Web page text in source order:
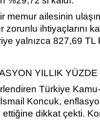
memur ailesinin
ihtiyaçlarını
yalnızca 827,69 TL
YILLIK YÜZDE
Türkiye
Koncuk,
dikkat çekti.